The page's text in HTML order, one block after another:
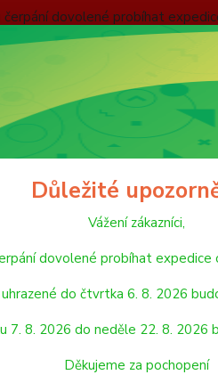
dovolené probíhat
2026. Objednávky přijaté,
2026. Děkujeme za pochopení
ZÁSADY OCHRANY OSOBNÍCH ÚDAJŮ
23 cm
Důležité
Vážení zákazníci,
dovolené probíhat
do čtvrtka 6. 8. 2026
7. 8. 2026 do neděle 22. 8.
Děkujeme za pochopení